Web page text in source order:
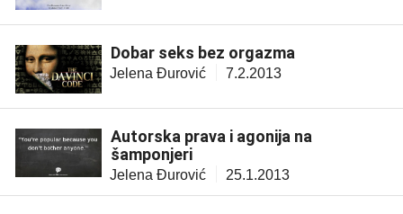
Dobar seks bez orgazma
Jelena Đurović 7.2.2013
Autorska prava i agonija na
šamponjeri
Jelena Đurović 25.1.2013